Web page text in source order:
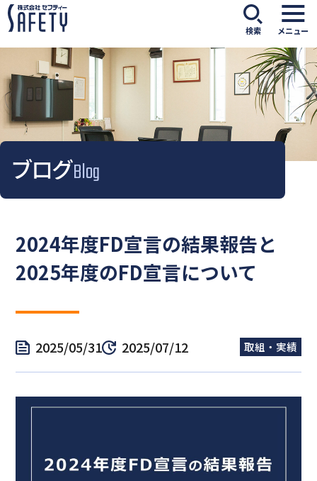
検索 メニュー
ブログBlog
2024年度FD宣言の結果報告と
2025年度のFD宣言について
2025/05/31 2025/07/12 取組・実績